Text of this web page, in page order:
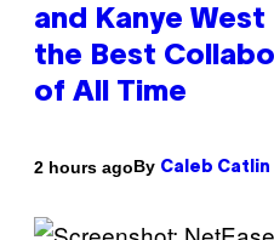
and Kanye
the Best
of All Time
2 hours agoBy Caleb Catlin